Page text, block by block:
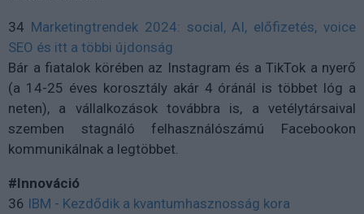
34 Marketingtrendek 2024: social, AI, előfizetés, voice
SEO és itt a többi újdonság
Bár a fiatalok körében az Instagram és a TikTok a nyerő
(a 14-25 éves korosztály akár 4 óránál is többet lóg a
neten), a vállalkozások továbbra is, a vetélytársaival
szemben stagnáló felhasználószámú Facebookon
kommunikálnak a legtöbbet.
#Innováció
36 IBM - Kezdődik a kvantumhasznosság kora